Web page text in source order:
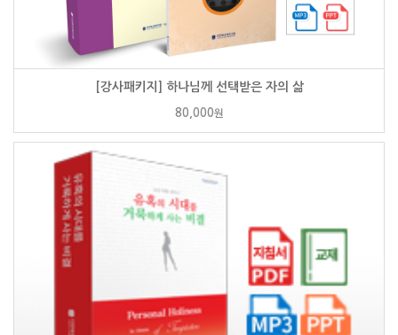
[강사패키지] 하나님께 선택받은 자의 삶
80,000원